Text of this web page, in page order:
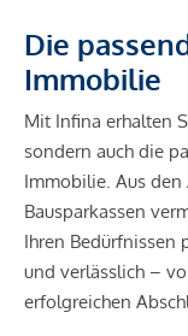
Die
Immobilie
Mit Infina erhalten
sondern auch die
Immobilie. Aus
Bausparkassen
Ihren Bedürfnissen
und verlässlich –
erfolgreichen